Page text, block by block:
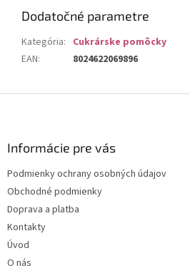
Dodatočné parametre
Kategória: Cukrárske pomôcky
EAN: 8024622069896
Informácie pre vás
Podmienky ochrany osobných údajov
Obchodné podmienky
Doprava a platba
Kontakty
Úvod
O nás